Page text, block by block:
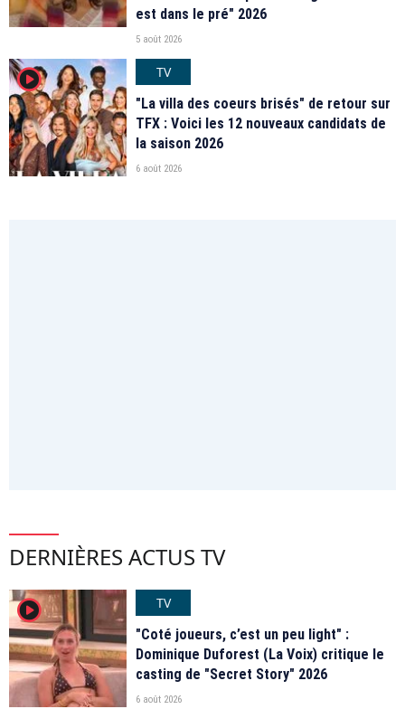
est dans le pré" 2026
5 août 2026
player2
TV
"La villa des coeurs brisés" de retour sur
TFX : Voici les 12 nouveaux candidats de
la saison 2026
6 août 2026
DERNIÈRES ACTUS TV
player2
TV
"Coté joueurs, c’est un peu light" :
Dominique Duforest (La Voix) critique le
casting de "Secret Story" 2026
6 août 2026